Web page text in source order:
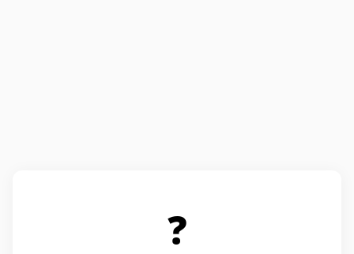
❓